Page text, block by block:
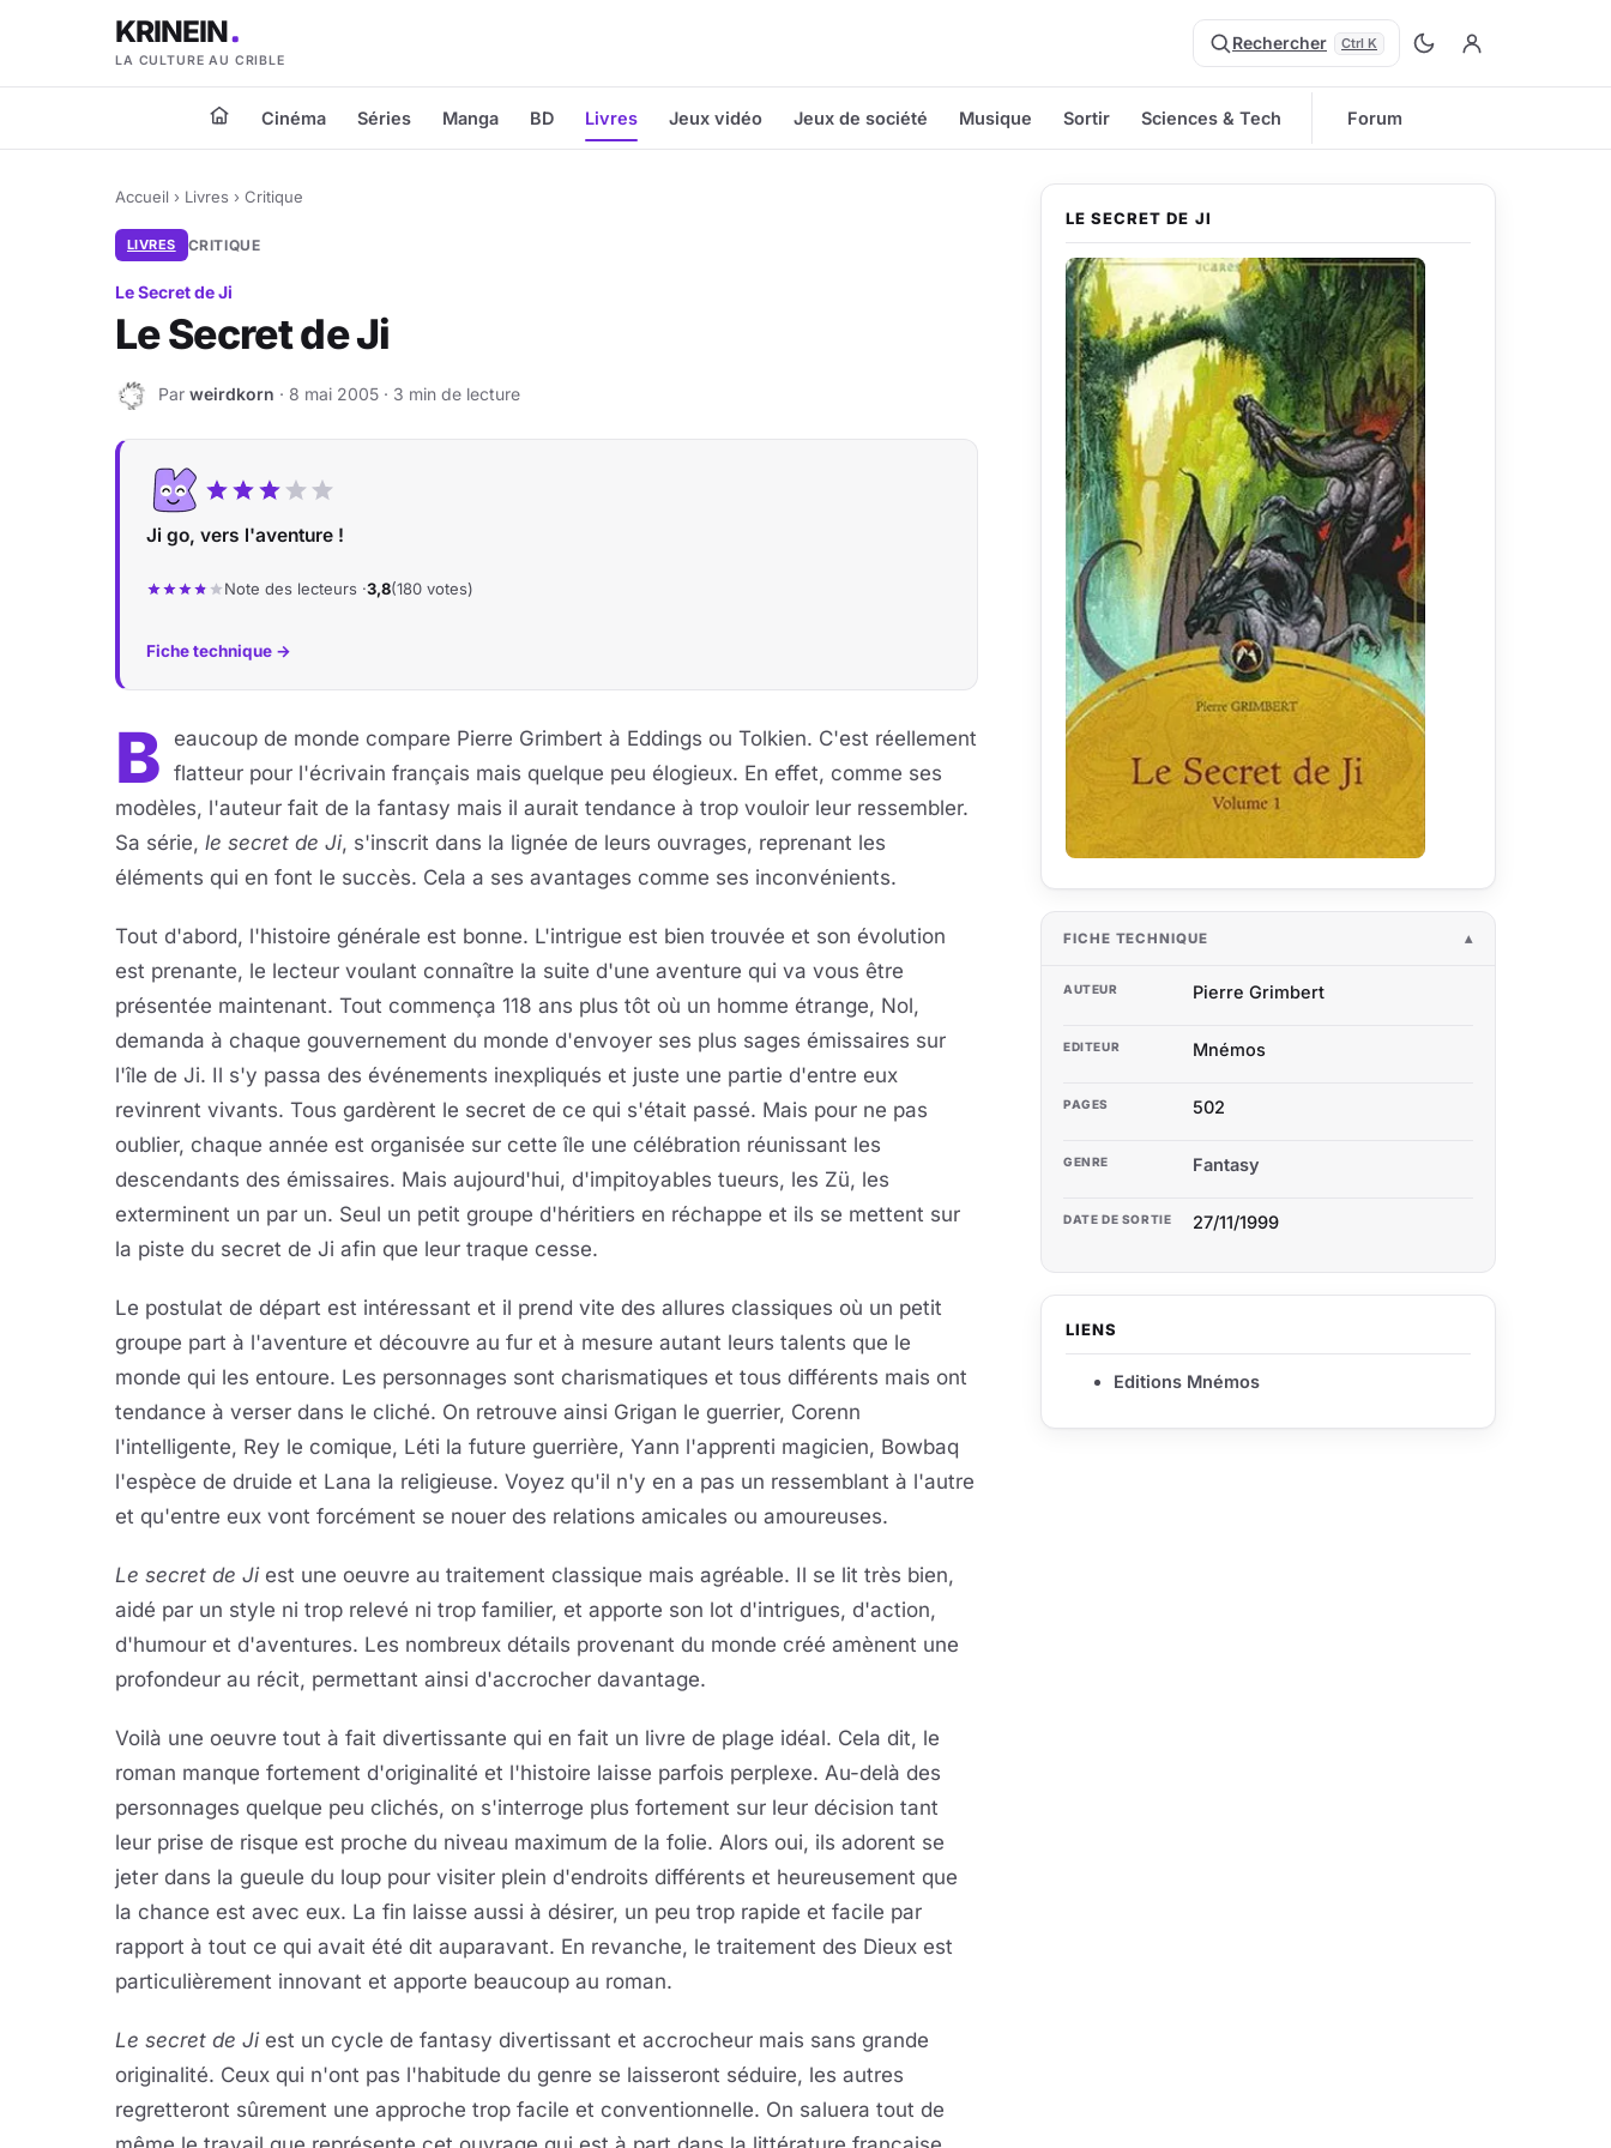
KRINEIN
LA CULTURE AU CRIBLE
Rechercher Ctrl K
Cinéma Séries Manga BD Livres Jeux vidéo Jeux de société Musique Sortir Sciences & Tech Forum
Accueil › Livres › Critique
LIVRES CRITIQUE
Le Secret de Ji
Le Secret de Ji
W Par weirdkorn · 8 mai 2005 · 3 min de lecture
Ji go, vers l'aventure !
Note des lecteurs ·3,8(180 votes)
Fiche technique →
B
eaucoup de monde compare Pierre Grimbert à Eddings ou Tolkien. C'est réellement
flatteur pour l'écrivain français mais quelque peu élogieux. En effet, comme ses
modèles, l'auteur fait de la fantasy mais il aurait tendance à trop vouloir leur ressembler.
Sa série, le secret de Ji, s'inscrit dans la lignée de leurs ouvrages, reprenant les
éléments qui en font le succès. Cela a ses avantages comme ses inconvénients.
Tout d'abord, l'histoire générale est bonne. L'intrigue est bien trouvée et son évolution
est prenante, le lecteur voulant connaître la suite d'une aventure qui va vous être
présentée maintenant. Tout commença 118 ans plus tôt où un homme étrange, Nol,
demanda à chaque gouvernement du monde d'envoyer ses plus sages émissaires sur
l'île de Ji. Il s'y passa des événements inexpliqués et juste une partie d'entre eux
revinrent vivants. Tous gardèrent le secret de ce qui s'était passé. Mais pour ne pas
oublier, chaque année est organisée sur cette île une célébration réunissant les
descendants des émissaires. Mais aujourd'hui, d'impitoyables tueurs, les Zü, les
exterminent un par un. Seul un petit groupe d'héritiers en réchappe et ils se mettent sur
la piste du secret de Ji afin que leur traque cesse.
Le postulat de départ est intéressant et il prend vite des allures classiques où un petit
groupe part à l'aventure et découvre au fur et à mesure autant leurs talents que le
monde qui les entoure. Les personnages sont charismatiques et tous différents mais ont
tendance à verser dans le cliché. On retrouve ainsi Grigan le guerrier, Corenn
l'intelligente, Rey le comique, Léti la future guerrière, Yann l'apprenti magicien, Bowbaq
l'espèce de druide et Lana la religieuse. Voyez qu'il n'y en a pas un ressemblant à l'autre
et qu'entre eux vont forcément se nouer des relations amicales ou amoureuses.
Le secret de Jiest une oeuvre au traitement classique mais agréable. Il se lit très bien,
aidé par un style ni trop relevé ni trop familier, et apporte son lot d'intrigues, d'action,
d'humour et d'aventures. Les nombreux détails provenant du monde créé amènent une
profondeur au récit, permettant ainsi d'accrocher davantage.
Voilà une oeuvre tout à fait divertissante qui en fait un livre de plage idéal. Cela dit, le
roman manque fortement d'originalité et l'histoire laisse parfois perplexe. Au-delà des
personnages quelque peu clichés, on s'interroge plus fortement sur leur décision tant
leur prise de risque est proche du niveau maximum de la folie. Alors oui, ils adorent se
jeter dans la gueule du loup pour visiter plein d'endroits différents et heureusement que
la chance est avec eux. La fin laisse aussi à désirer, un peu trop rapide et facile par
rapport à tout ce qui avait été dit auparavant. En revanche, le traitement des Dieux est
particulièrement innovant et apporte beaucoup au roman.
Le secret de Jiest un cycle de fantasy divertissant et accrocheur mais sans grande
originalité. Ceux qui n'ont pas l'habitude du genre se laisseront séduire, les autres
regretteront sûrement une approche trop facile et conventionnelle. On saluera tout de
LE SECRET DE JI
FICHE TECHNIQUE
AUTEUR Pierre Grimbert
EDITEUR Mnémos
PAGES 502
GENRE Fantasy
DATE DE SORTIE 27/11/1999
LIENS
Editions Mnémos